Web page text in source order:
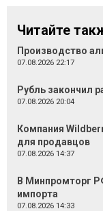
Читайте
Производство
07.08.2026 22:17
Рубль закончил
07.08.2026 20:04
Компания
для продавцов
07.08.2026 14:37
В Минпромторг
импорта
07.08.2026 14:33